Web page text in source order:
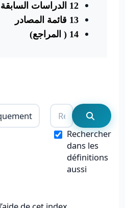
12 الدراسات السابقة
13 قائمة المصادر
14 ( المراجع)
le glossaire à l’aide de cet
Rechercher
Rechercher
dans les
définitions
aussi